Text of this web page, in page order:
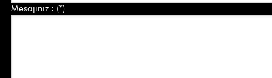
Mesajınız : (*)